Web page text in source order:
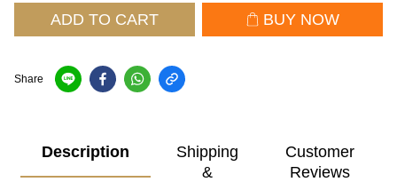
ADD TO CART BUY NOW
Share
Description
Shipping
&
Customer
Reviews